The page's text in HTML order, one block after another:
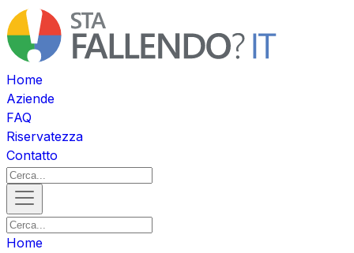
Home
Aziende
FAQ
Riservatezza
Contatto
Home